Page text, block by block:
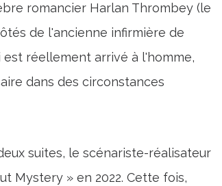
romancier Harlan Thrombey (le
de l'ancienne infirmière de
est réellement arrivé à l'homme,
dans des circonstances
suites, le scénariste-réalisateur
Mystery » en 2022. Cette fois,